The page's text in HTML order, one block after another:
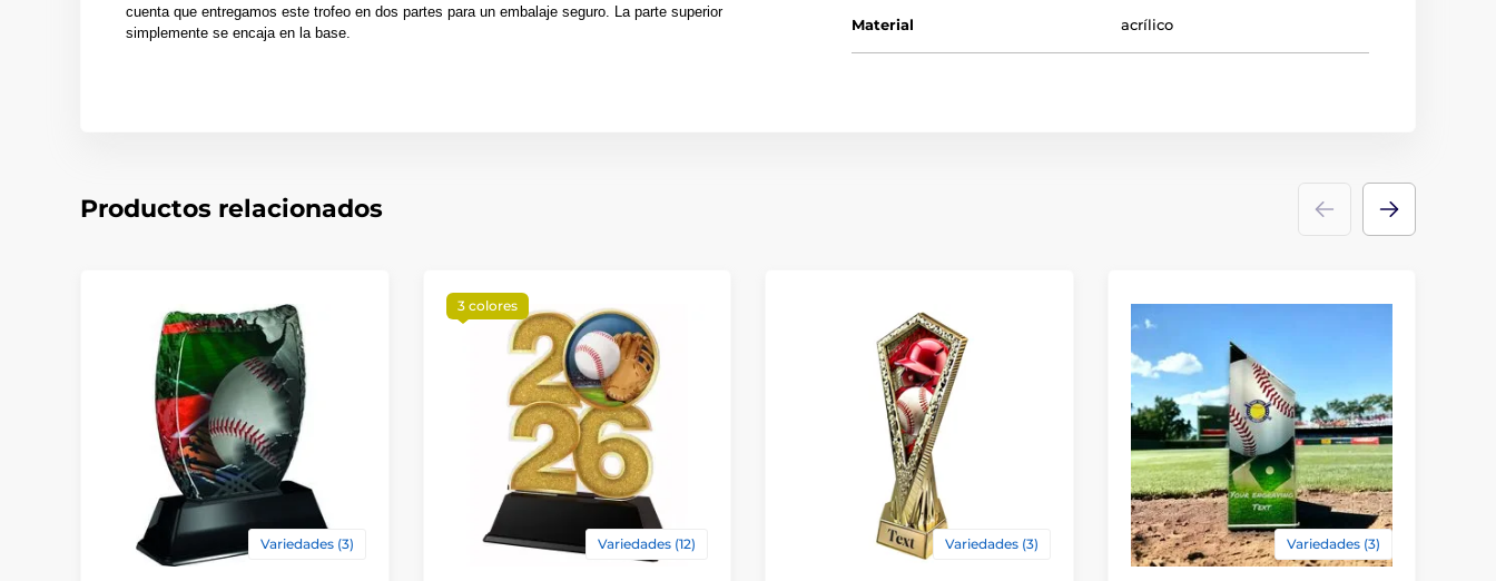
cuenta que entregamos este trofeo en dos partes para un embalaje seguro. La parte superior
simplemente se encaja en la base.
Material acrílico
Productos relacionados
Variedades (3)
3 colores
Variedades (12) Variedades (3) Variedades (3)